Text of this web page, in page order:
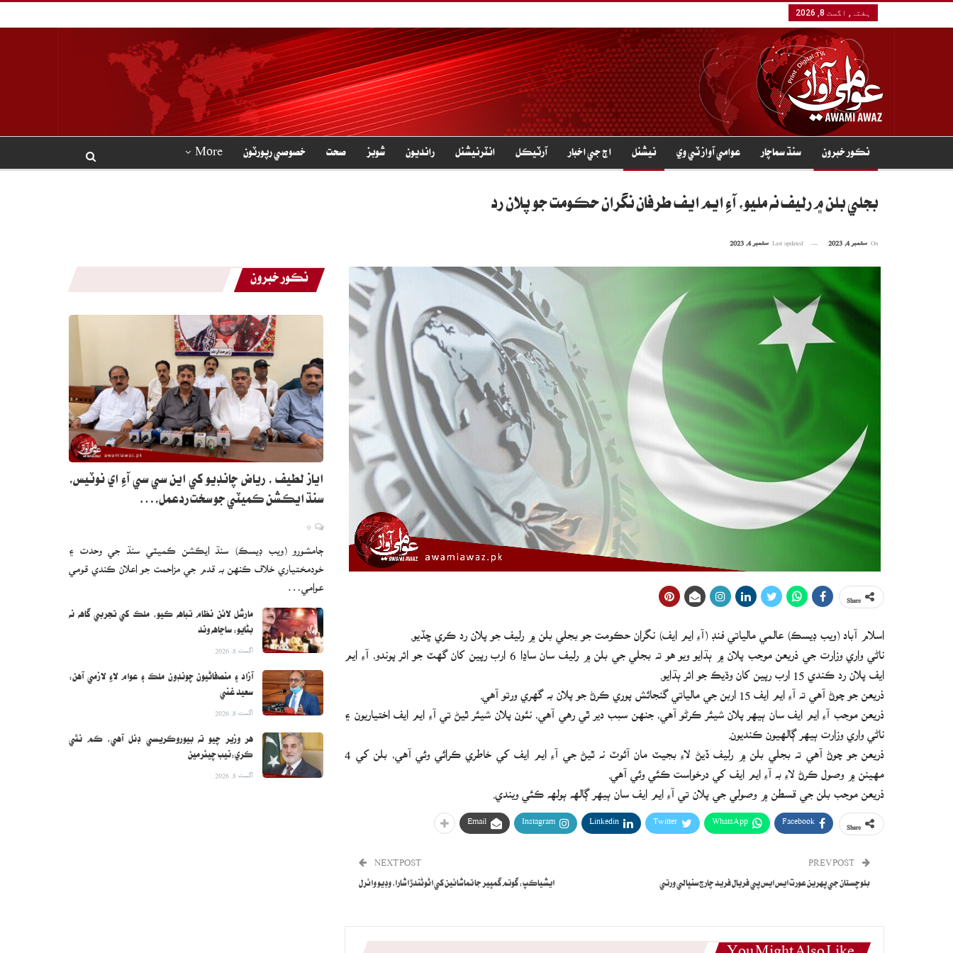
ہفتہ, اگست 8, 2026
نڪور خبرون سنڌ سماچار عوامي آواز ٽي وي نيشنل اڄ جي اخبار آرٽيڪل انٽرنيشنل رانديون شوبز صحت خصوصي رپورٽون More
بجلي بلن ۾ رليف نه مليو، آءِ ايم ايف طرفان نگران حڪومت جو پلان رد
اسلام آباد (ويب ڊيسڪ) عالمي مالياتي فنڊ (آءِ ايم ايف) نگران حڪومت جو بجلي بلن ۾ رليف جو پلان رد ڪري ڇڏيو.
ناڻي واري وزارت جي ذريعن موجب پلان ۾ ٻڌايو ويو هو ته بجلي جي بلن ۾ رليف سان ساڍا 6 ارب رپين کان گهٽ جو اثر پوندو، آءِ ايم
ايف پلان رد ڪندي 15 ارب رپين کان وڌيڪ جو اثر ٻڌايو.
ذريعن جو چوڻ آهي ته آءِ ايم ايف 15 اربن جي مالياتي گنجائش پوري ڪرڻ جو پلان به گهري ورتو آهي.
ذريعن موجب آءِ ايم ايف سان ٻيهر پلان شيئر ڪرڻو آهي، جنهن سبب دير ٿي رهي آهي، نئون پلان شيئر ٿيڻ تي آءِ ايم ايف اختياريون ۽
ناڻي واري وزارت ٻيهر ڳالهيون ڪنديون.
مهينن ۾ وصول ڪرڻ لاءِ به آءِ ايم ايف کي درخواست ڪئي وئي آهي.
ذريعن موجب بلن جي قسطن ۾ وصولي جي پلان تي آءِ ايم ايف سان ٻيهر ڳالهه ٻولهه ڪئي ويندي.
Facebook
WhatsApp
Twitter
Linkedin
Instagram
Email
بلوچستان جي پهرين عورت ايس ايس پي فريال فريد چارج سنڀالي ورتي
NEXT POST
ايشياڪپ: گوتم گمڀير جا تماشائين کي اڻوڻندڙ اشارا، وڊيو وائرل
نڪور خبرون
اياز لطيف ، رياض چانڊيو کي اين سي سي آءِ اي نوٽيس،
سنڌ ايڪشن ڪميٽي جو سخت ردعمل،…
ڄامشورو (ويب ڊيسڪ) سنڌ ايڪشن ڪميٽي سنڌ جي وحدت ۽
خودمختياري خلاف ڪنهن به قدم جي مزاحمت جو اعلان ڪندي قومي
عوامي…
مارشل لائن نظام تباهه ڪيو، ملڪ کي تجربي گاهه نه
بڻايو: ساڃاهه وند
اگست 8, 2026
آزاد ۽ منصفاڻيون چونڊون ملڪ ۽ عوام لاءِ لازمي آهن:
سعيد غني
اگست 8, 2026
هر وزير چيو ته بيوروڪريسي ڊنل آهي، ڪم نٿي
ڪري:نيب چيئرمين
اگست 8, 2026